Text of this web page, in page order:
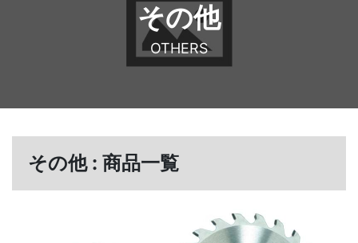
その他
OTHERS
その他 : 商品一覧